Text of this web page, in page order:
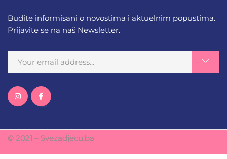
Budite informisani o novostima i aktuelnim popustima.
Prijavite se na naš Newsletter.
© 2021 – Svezadjecu.ba